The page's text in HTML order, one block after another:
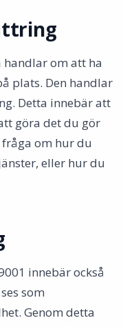
handlar om att ha
plats. Den handlar
Detta innebär att
göra det du gör
om hur du
eller hur du
innebär också
som
Genom detta